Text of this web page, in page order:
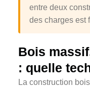
entre deux
des charges est
Bois
: quelle
La construction